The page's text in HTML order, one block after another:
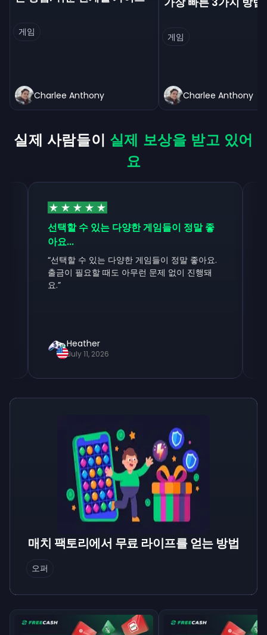
게임
Charlee Anthony
게임
Charlee Anthony
실제 사람들이 실제 보상을 받고 있어
요
선택할 수 있는 다양한 게임들이 정말 좋
선택할 수 있는 다양한 게임들이 정말 좋아요.
출금이 필요할 때도 아무런 문제 없이 진행돼
Heather
July 11, 2026
매치 팩토리에서 무료 라이프를 얻는 방법
오퍼